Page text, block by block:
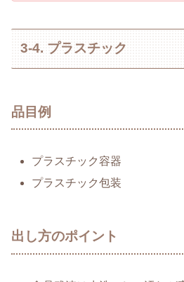
3-4. プラスチック
品目例
プラスチック容器
プラスチック包装
出し方のポイント